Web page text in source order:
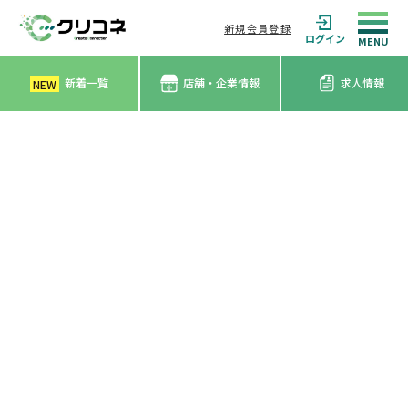
新規会員登録
ログイン
NEW 新着一覧 店舗・企業情報 求人情報